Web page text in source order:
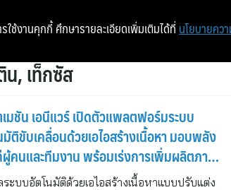
, เท็กซัส
มชัน เอนีแวร์ เปิดตัวแพลตฟอร์มระบบ
ติขับเคลื่อนด้วยเอไอสร้างเนื้อหา มอบพลัง
คนและทีมงาน พร้อมเร่งการเพิ่มผลิตภาพ
งค์กรธุรกิจ
ระบบอัตโนมัติด้วยเอไอสร้างเนื้อหาแบบปรับแต่ง
รใช้งานคุกกี้ ศึกษารายละเอียดเพิ่มเติมได้ที่ นโยบายคว